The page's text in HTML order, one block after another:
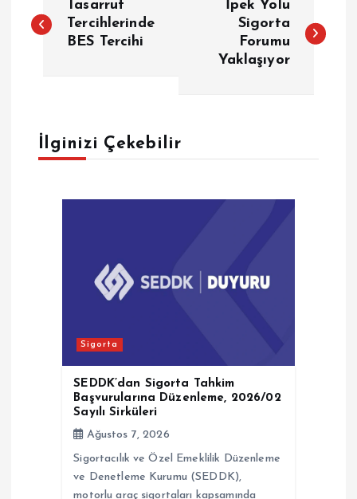
a
g
Tasarruf
Tercihlerinde
BES Tercihi
İpek Yolu
Sigorta
Forumu
Yaklaşıyor
İlginizi Çekebilir
Sigorta
SEDDK’dan Sigorta Tahkim
Başvurularına Düzenleme, 2026/02
Sayılı Sirküleri
Ağustos 7, 2026
Sigortacılık ve Özel Emeklilik Düzenleme
ve Denetleme Kurumu (SEDDK),
motorlu araç sigortaları kapsamında